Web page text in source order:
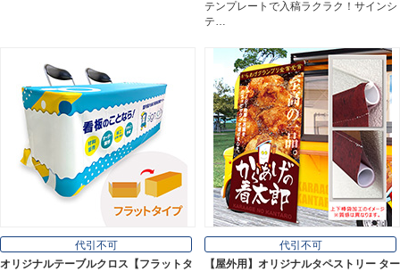
プレート看板
Plate Board
壁面看板
Wall Sign
フロアサイン／路面表示
Floor / Road Surface Sign
テンプレートで入稿ラクラク！サインシ
テ…
代引不可
オリジナルテーブルクロス【フラットタ
代引不可
【屋外用】オリジナルタペストリー ター